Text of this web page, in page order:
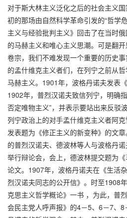
对于斯大林主义泛化之后的社会主义
初的那场由自然科学革命引发的“哲学
主义与经验批判主义》回击了在当时
的马赫主义和唯心主义思潮。可是翻
卷宗，我们不难发现一个重要的历史
的孟什维克主义者们，在列宁之前从
马赫主义。1901年，波格丹诺夫发表
1902年，普烈汉诺夫致信列宁，明确
否定唯物主义”，并表示要站出来反驳
列宁政治上的对手孟什维克主义者阿
发表题为《修正主义的新变种》的文
的普烈汉诺夫、德波林等人与波格丹
举行辩论会，会上，德波林提交题为
论文。1907年，波格丹诺夫在《生活
烈汉诺夫同志的公开信》。时至1908
克思主义哲学概论》一书 ，为此，普
会民主党人呼声报》的4－5、6－7、